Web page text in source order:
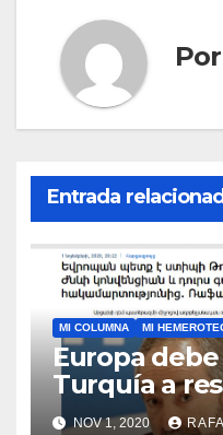
Por
Entrada
MI COLUMNA MI
Europa
Turquí­a a
Convención
NOV 1, 2020 RAFA